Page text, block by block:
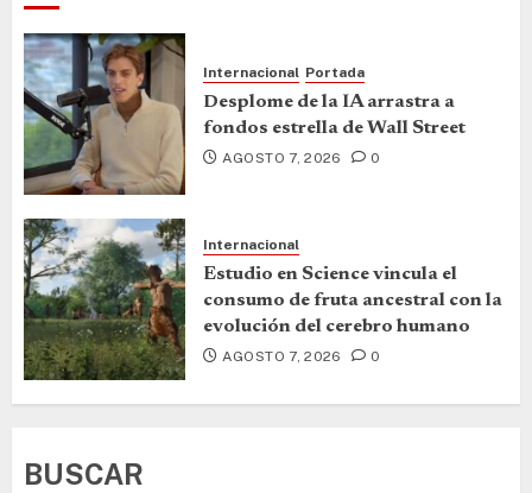
Internacional Portada
Desplome de la IA arrastra a
fondos estrella de Wall Street
AGOSTO 7, 2026 0
Internacional
Estudio en Science vincula el
consumo de fruta ancestral con la
evolución del cerebro humano
AGOSTO 7, 2026 0
BUSCAR